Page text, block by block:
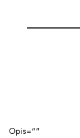
Opis=""